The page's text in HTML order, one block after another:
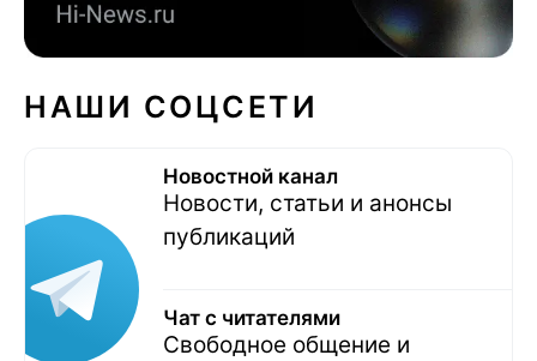
НАШИ СОЦСЕТИ
Новостной канал
Новости, статьи и анонсы
публикаций
Чат с читателями
Свободное общение и